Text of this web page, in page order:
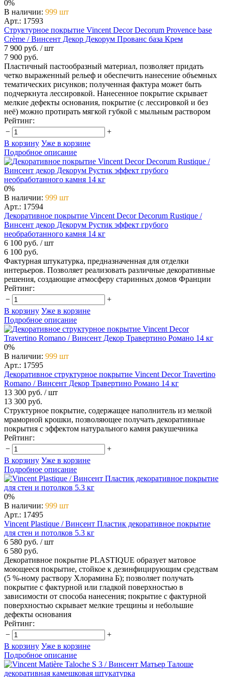
0%
В наличии: 999 шт
Арт.: 17593
Структурное покрытие Vincent Decor Decorum Provence base
Crème / Винсент Декор Декорум Прованс база Крем
7 900 руб. / шт
7 900 руб.
Пластичный пастообразный материал, позволяет придать
четко выраженный рельеф и обеспечить нанесение объемных
тематических рисунков; полученная фактура может быть
подчеркнута лессировкой. Нанесенное покрытие скрывает
мелкие дефекты основания, покрытие (с лессировкой и без
неё) можно протирать мягкой губкой с мыльным раствором
Рейтинг:
−
+
В корзину Уже в корзине
Подробное описание
0%
В наличии: 999 шт
Арт.: 17594
Декоративное покрытие Vincent Decor Decorum Rustique /
Винсент декор Декорум Рустик эффект грубого
необработанного камня 14 кг
6 100 руб. / шт
6 100 руб.
Фактурная штукатурка, предназначенная для отделки
интерьеров. Позволяет реализовать различные декоративные
решения, создающие атмосферу старинных домов Франции
Рейтинг:
−
+
В корзину Уже в корзине
Подробное описание
0%
В наличии: 999 шт
Арт.: 17595
Декоративное структурное покрытие Vincent Decor Travertino
Romano / Винсент Декор Травертино Романо 14 кг
13 300 руб. / шт
13 300 руб.
Структурное покрытие, содержащее наполнитель из мелкой
мраморной крошки, позволяющее получать декоративные
покрытия с эффектом натурального камня ракушечника
Рейтинг:
−
+
В корзину Уже в корзине
Подробное описание
0%
В наличии: 999 шт
Арт.: 17495
Vincent Plastique / Винсент Пластик декоративное покрытие
для стен и потолков 5.3 кг
6 580 руб. / шт
6 580 руб.
Декоративное покрытие PLASTIQUE образует матовое
моющееся покрытие, стойкое к дезинфицирующим средствам
(5 %-ному раствору Хлорамина Б); позволяет получать
покрытие с фактурной или гладкой поверхностью в
зависимости от способа нанесения; покрытие с фактурной
поверхностью скрывает мелкие трещины и небольшие
дефекты основания
Рейтинг:
−
+
В корзину Уже в корзине
Подробное описание